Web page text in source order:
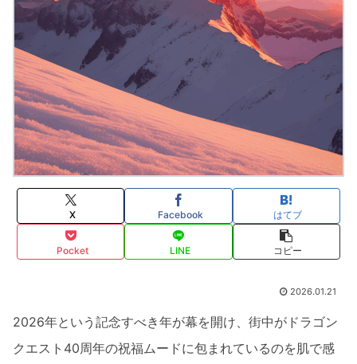
X Facebook はてブ
Pocket LINE コピー
2026.01.21
2026年という記念すべき年が幕を開け、街中がドラゴン
クエスト40周年の祝福ムードに包まれているのを肌で感